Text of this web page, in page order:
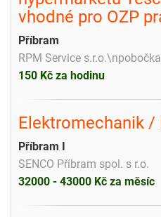
vhodné pro OZP
Příbram
RPM Service
150 Kč za hodinu
Elektromechanik /
Příbram I
SENCO Příbram spol. s r.o.
32000 - 43000 Kč za měsíc